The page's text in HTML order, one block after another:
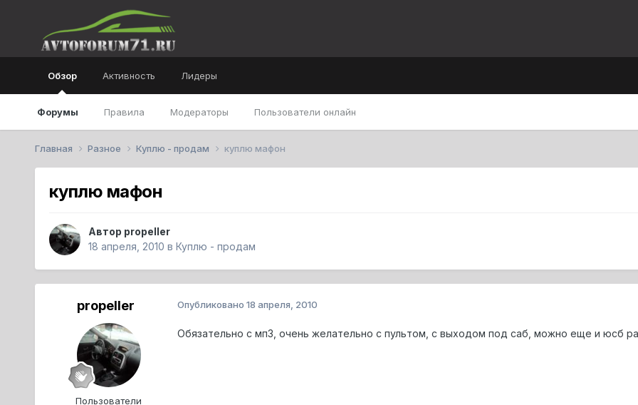
Обзор
Форумы Правила Модераторы Пользователи онлайн
Активность Лидеры
Главная Разное Куплю - продам куплю мафон
куплю мафон
Автор propeller
18 апреля, 2010 в Куплю - продам
propeller
Пользователи
Опубликовано 18 апреля, 2010
Обязательно с мп3, очень желательно с пультом, с выходом под саб, можно еще и юсб